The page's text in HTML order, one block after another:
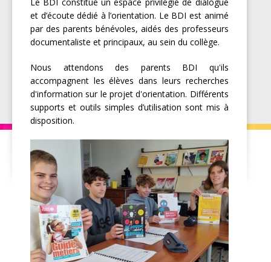
et d’écoute dédié à l’orientation. Le BDI est animé
par des parents bénévoles, aidés des professeurs
documentaliste et principaux, au sein du collège.
Nous attendons des parents BDI qu'ils
accompagnent les élèves dans leurs recherches
d'information sur le projet d'orientation. Différents
supports et outils simples d’utilisation sont mis à
disposition.